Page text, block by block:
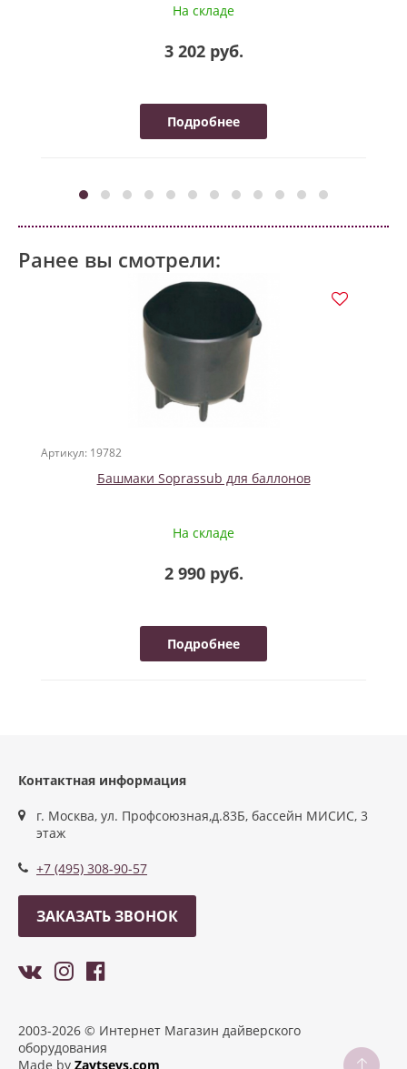
На складе
3 202 руб.
Подробнее
Ранее вы смотрели:
Артикул: 19782
Башмаки Soprassub для баллонов
На складе
2 990 руб.
Подробнее
Контактная информация
г. Москва, ул. Профсоюзная,д.83Б, бассейн МИСИС, 3
этаж
+7 (495) 308-90-57
ЗАКАЗАТЬ ЗВОНОК
2003-2026 © Интернет Магазин дайверского
оборудования
Made by Zaytsevs.com